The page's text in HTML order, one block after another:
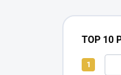
TOP 10